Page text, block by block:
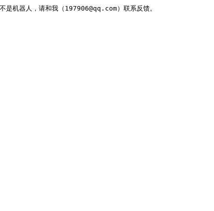
器人，请和我（197906@qq.com）联系反馈。